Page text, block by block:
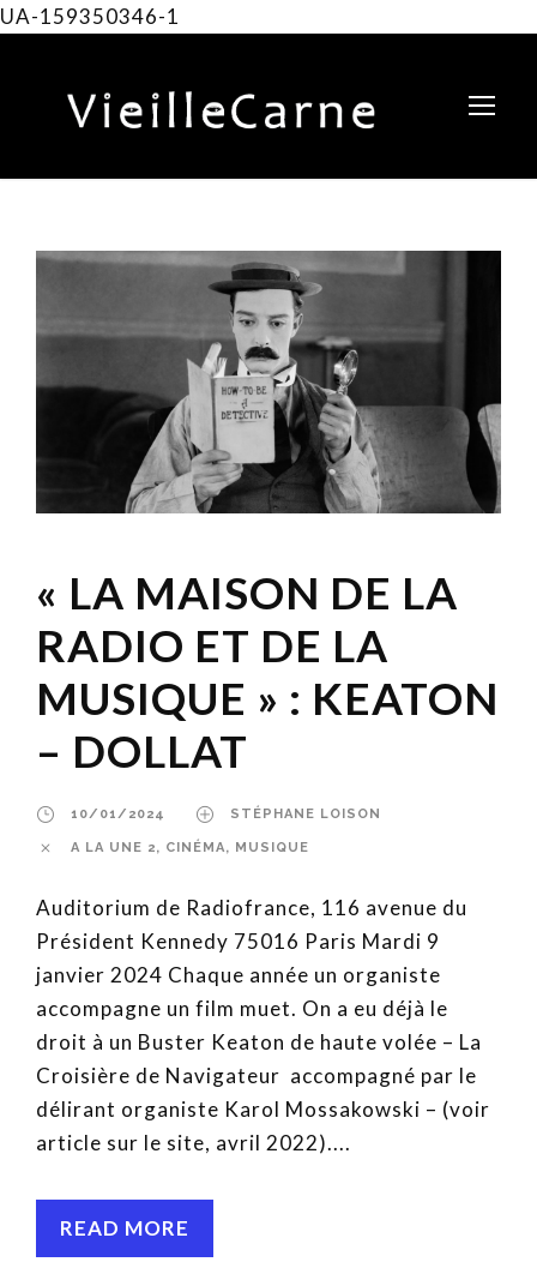
UA-159350346-1
« LA MAISON DE LA
RADIO ET DE LA
MUSIQUE » : KEATON
– DOLLAT
10/01/2024 STÉPHANE LOISON
A LA UNE 2, CINÉMA, MUSIQUE
Auditorium de Radiofrance, 116 avenue du
Président Kennedy 75016 Paris Mardi 9
janvier 2024 Chaque année un organiste
accompagne un film muet. On a eu déjà le
droit à un Buster Keaton de haute volée – La
Croisière de Navigateur accompagné par le
délirant organiste Karol Mossakowski – (voir
article sur le site, avril 2022)....
READ MORE